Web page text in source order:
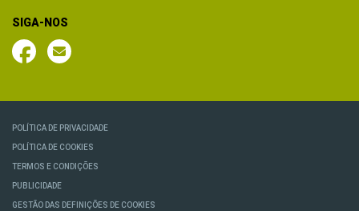
SIGA-NOS
POLÍTICA DE PRIVACIDADE
POLÍTICA DE COOKIES
TERMOS E CONDIÇÕES
PUBLICIDADE
GESTÃO DAS DEFINIÇÕES DE COOKIES